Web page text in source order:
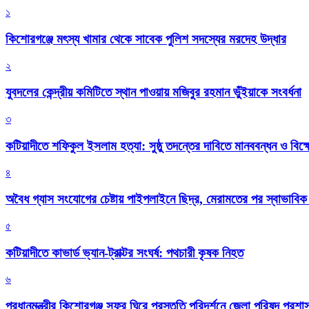
১
কিশোরগঞ্জে মৎস্য খামার থেকে সাবেক পুলিশ সদস্যের মরদেহ উদ্ধার
২
যুবদলের কেন্দ্রীয় কমিটিতে স্থান পাওয়ায় মজিবুর রহমান ভুঁইয়াকে সংবর্ধনা
৩
কটিয়াদীতে শফিকুল ইসলাম হত্যা: সুষ্ঠু তদন্তের দাবিতে মানববন্ধন ও
৪
অবৈধ গ্যাস সংযোগের চেষ্টায় পাইপলাইনে ছিদ্র, মেরামতের পর
৫
কটিয়াদীতে কাভার্ড ভ্যান-ট্রাক্টর সংঘর্ষ: পথচারী কৃষক নিহত
৬
প্রধানমন্ত্রীর কিশোরগঞ্জ সফর ঘিরে প্রস্তুতি পরিদর্শনে জেলা পরিষদ